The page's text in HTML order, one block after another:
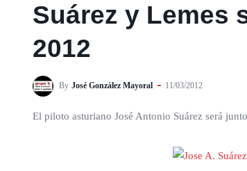
Suárez y Lemes
2012
By José González Mayoral 11/03/2012
El piloto asturiano José Antonio Suárez será